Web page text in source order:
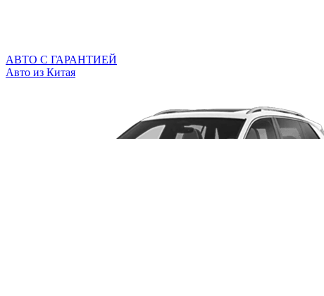
АВТО С ГАРАНТИЕЙ
Авто из Китая